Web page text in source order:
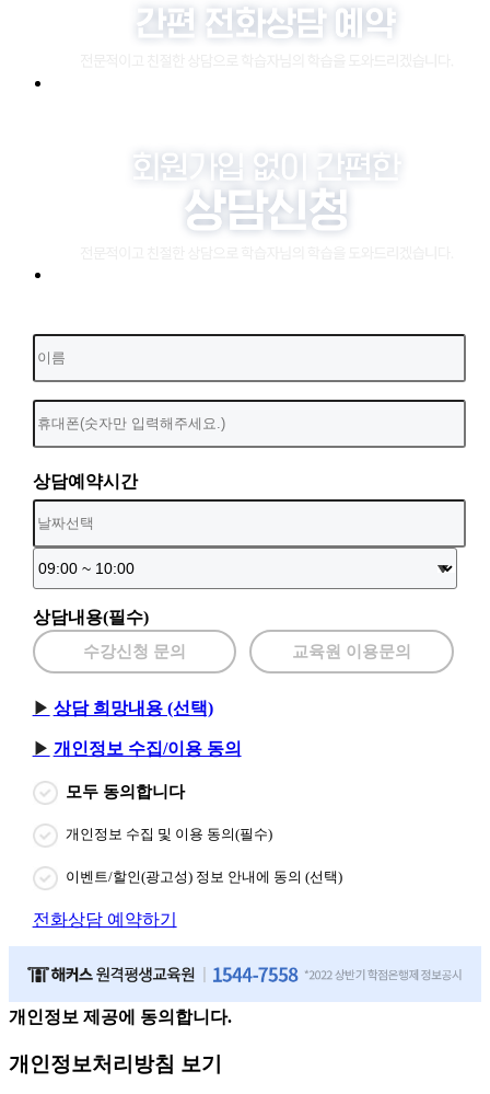
상담예약시간
상담내용(필수)
수강신청 문의 교육원 이용문의
상담 희망내용 (선택)
개인정보 수집/이용 동의
모두 동의합니다
개인정보 수집 및 이용 동의(필수)
이벤트/할인(광고성) 정보 안내에 동의 (선택)
전화상담 예약하기
개인정보 제공에 동의합니다.
개인정보처리방침 보기